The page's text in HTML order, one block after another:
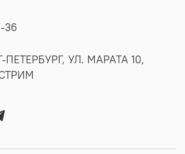
36
ПЕТЕРБУРГ, УЛ. МАРАТА 10,